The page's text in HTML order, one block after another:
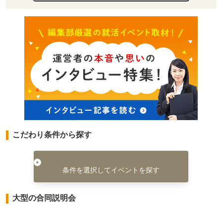
こだわり条件から探す
条件を選択してイベントを探す
大型の合同説明会